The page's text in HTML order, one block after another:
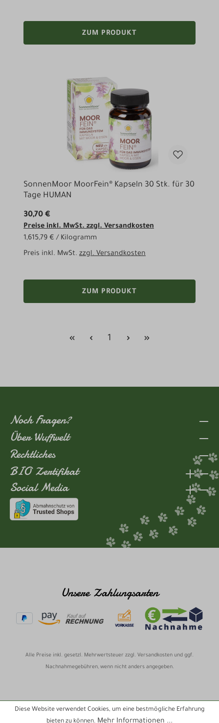
ZUM PRODUKT
SonnenMoor MoorFein® Kapseln 30 Stk. für 30
Tage HUMAN
30,70 €
Preise inkl. MwSt. zzgl. Versandkosten
1,615,79 € / Kilogramm
Preis inkl. MwSt. zzgl. Versandkosten
ZUM PRODUKT
Seite
1
Noch Fragen?
Über Wuffwelt
Rechtliches
BIO Zertifikat
Social Media
Unsere Zahlungsarten
Alle Preise inkl. gesetzl. Mehrwertsteuer zzgl. Versandkosten und ggf.
Nachnahmegebühren, wenn nicht anders angegeben.
Diese Website verwendet Cookies, um eine bestmögliche Erfahrung
bieten zu können.